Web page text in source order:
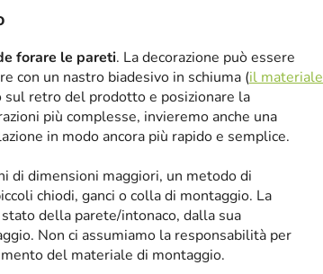
forare le pareti. La decorazione può essere
con un nastro biadesivo in schiuma (il materiale
sul retro del prodotto e posizionare la
più complesse, invieremo anche una
in modo ancora più rapido e semplice.
di dimensioni maggiori, un metodo di
chiodi, ganci o colla di montaggio. La
della parete/intonaco, dalla sua
Non ci assumiamo la responsabilità per
del materiale di montaggio.